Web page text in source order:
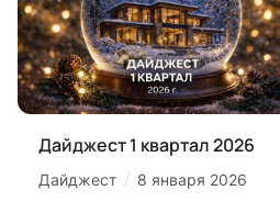
Дайджест 1 квартал 2026
Дайджест / 8 января 2026